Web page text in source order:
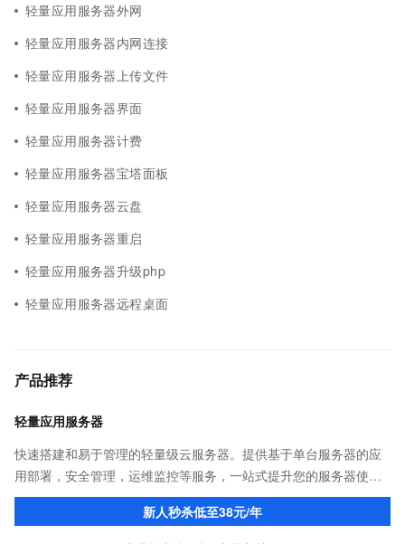
轻量应用服务器外网
轻量应用服务器内网连接
轻量应用服务器上传文件
轻量应用服务器界面
轻量应用服务器计费
轻量应用服务器宝塔面板
轻量应用服务器云盘
轻量应用服务器重启
轻量应用服务器升级php
轻量应用服务器远程桌面
产品推荐
轻量应用服务器
快速搭建和易于管理的轻量级云服务器。提供基于单台服务器的应
用部署，安全管理，运维监控等服务，一站式提升您的服务器使用
体验和效率。
新人秒杀低至38元/年